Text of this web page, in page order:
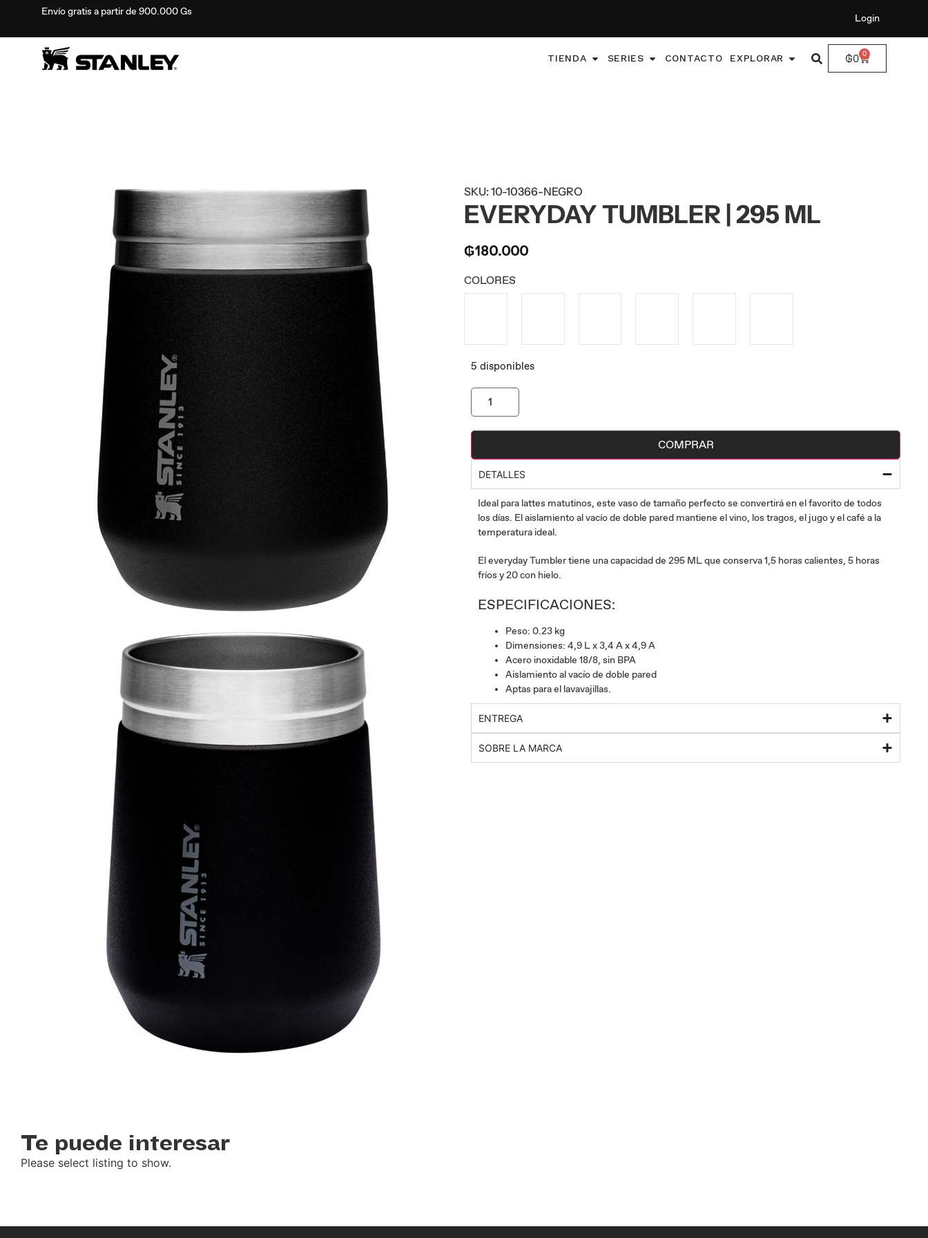
Envío gratis a partir de 900.000 Gs
Login
TIENDA SERIES CONTACTO EXPLORAR ₲0 0
SKU: 10-10366-NEGRO
EVERYDAY TUMBLER | 295 ML
₲180.000
COLORES
5 disponibles
COMPRAR
DETALLES
Ideal para lattes matutinos, este vaso de tamaño perfecto se convertirá en el favorito de todos
los días. El aislamiento al vacío de doble pared mantiene el vino, los tragos, el jugo y el café a la
temperatura ideal.
El everyday Tumbler tiene una capacidad de 295 ML que conserva 1,5 horas calientes, 5 horas
fríos y 20 con hielo.
ESPECIFICACIONES:
Peso: 0.23 kg
Dimensiones: 4,9 L x 3,4 A x 4,9 A
Acero inoxidable 18/8, sin BPA
Aislamiento al vacío de doble pared
Aptas para el lavavajillas.
ENTREGA
SOBRE LA MARCA
Te puede interesar
Please select listing to show.